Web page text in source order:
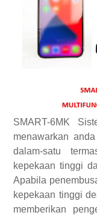
SMART-6MK
menawarkan
dalam-satu
kepekaan tinggi
Apabila
kepekaan tinggi
memberikan